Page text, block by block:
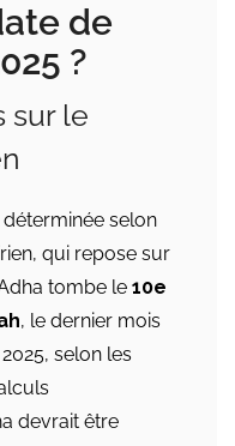
de
?
sur le
déterminée selon
qui repose sur
tombe le 10e
, le dernier mois
selon les
devrait être